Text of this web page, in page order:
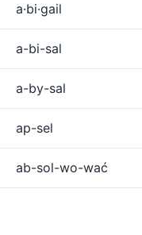
a·bi·gail
a-bi-sal
a-by-sal
ap-sel
ab-sol-wo-wać